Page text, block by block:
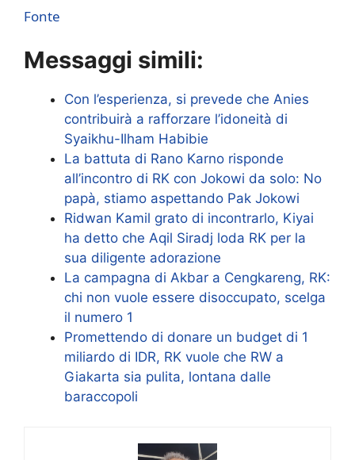
Fonte
Messaggi simili:
Con l’esperienza, si prevede che Anies
contribuirà a rafforzare l’idoneità di
Syaikhu-Ilham Habibie
La battuta di Rano Karno risponde
all’incontro di RK con Jokowi da solo: No
papà, stiamo aspettando Pak Jokowi
Ridwan Kamil grato di incontrarlo, Kiyai
ha detto che Aqil Siradj loda RK per la
sua diligente adorazione
La campagna di Akbar a Cengkareng, RK:
chi non vuole essere disoccupato, scelga
il numero 1
Promettendo di donare un budget di 1
miliardo di IDR, RK vuole che RW a
Giakarta sia pulita, lontana dalle
baraccopoli